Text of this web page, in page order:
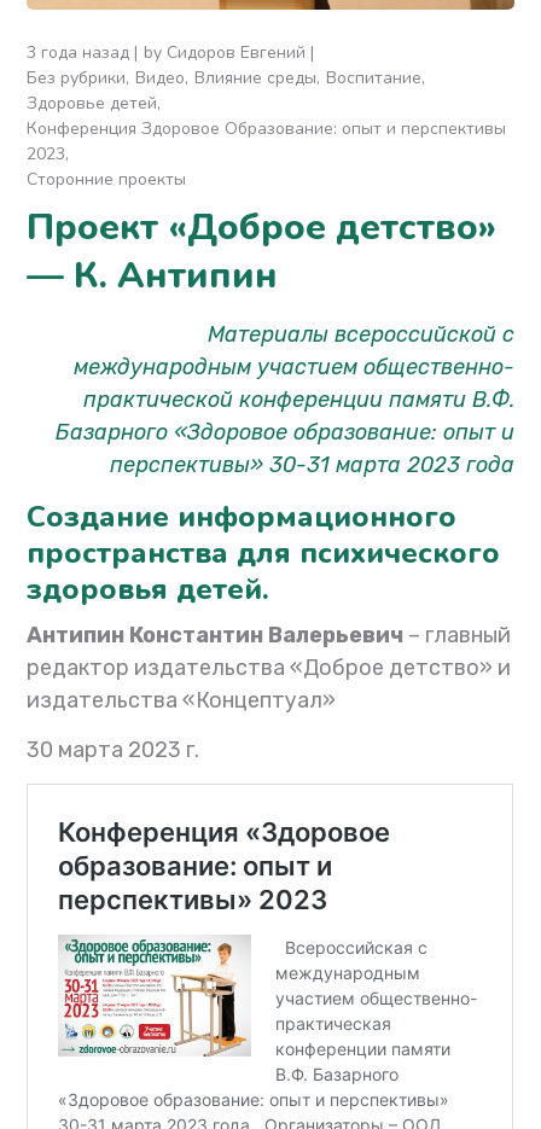
3 года назад by Сидоров Евгений
Без рубрики Видео Влияние среды Воспитание
Здоровье детей
Конференция Здоровое Образование: опыт и перспективы
2023
Сторонние проекты
Проект «Доброе детство»
— К. Антипин
Материалы всероссийской с
международным участием общественно-
практической конференции памяти В.Ф.
Базарного «Здоровое образование: опыт и
перспективы» 30-31 марта 2023 года
Создание информационного
пространства для психического
здоровья детей.
Антипин Константин Валерьевич – главный
редактор издательства «Доброе детство» и
издательства «Концептуал»
30 марта 2023 г.